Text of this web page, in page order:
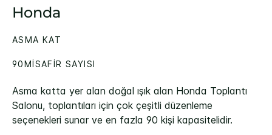
Honda
Asma katta yer alan doğal ışık alan Honda Toplantı
Salonu, toplantıları için çok çeşitli düzenleme
seçenekleri sunar ve en fazla 90 kişi kapasitelidir.
ASMA KAT
90MISAFIR SAYISI